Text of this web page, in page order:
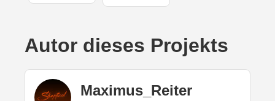
Autor dieses Projekts
Maximus_Reiter